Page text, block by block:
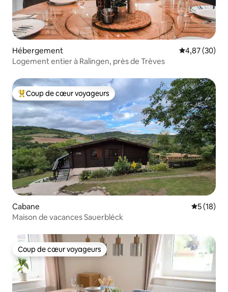
Hébergement Évaluation
4,87 (30)
Logement entier à Ralingen, près de Trèves
Coups de cœur voyageurs les plus appréciés
Coup de cœur voyageurs
Cabane
5 (18)
Maison de vacances Sauerbléck
Coup de cœur voyageurs
Coup de cœur voyageurs